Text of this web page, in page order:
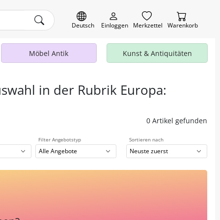
Deutsch Einloggen Merkzettel Warenkorb
Möbel Antik Kunst & Antiquitäten
in der Rubrik Europa:
0 Artikel gefunden
Filter Angebotstyp
Alle Angebote
Sortieren nach
Neuste zuerst